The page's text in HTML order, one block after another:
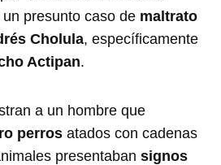
presunto caso de maltrato
Cholula, específicamente
Actipan.
a un hombre que
perros atados con cadenas
presentabansignos